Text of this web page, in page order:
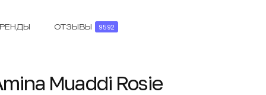
ОТЗЫВЫ 9592
Muaddi Rosie